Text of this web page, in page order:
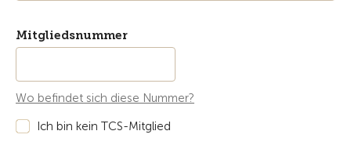
Mitgliedsnummer
Wo befindet sich diese Nummer?
Ich bin kein TCS-Mitglied